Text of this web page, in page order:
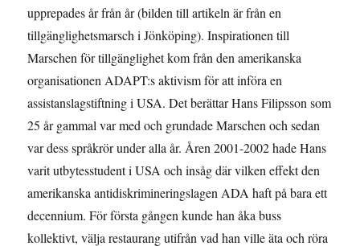
upprepades år från år (bilden till artikeln är från en
tillgänglighetsmarsch i Jönköping). Inspirationen till
Marschen för tillgänglighet kom från den amerikanska
organisationen ADAPT:s aktivism för att införa en
assistanslagstiftning i USA. Det berättar Hans Filipsson som
25 år gammal var med och grundade Marschen och sedan
var dess språkrör under alla år. Åren 2001-2002 hade Hans
varit utbytesstudent i USA och insåg där vilken effekt den
amerikanska antidiskrimineringslagen ADA haft på bara ett
decennium. För första gången kunde han åka buss
kollektivt, välja restaurang utifrån vad han ville äta och röra